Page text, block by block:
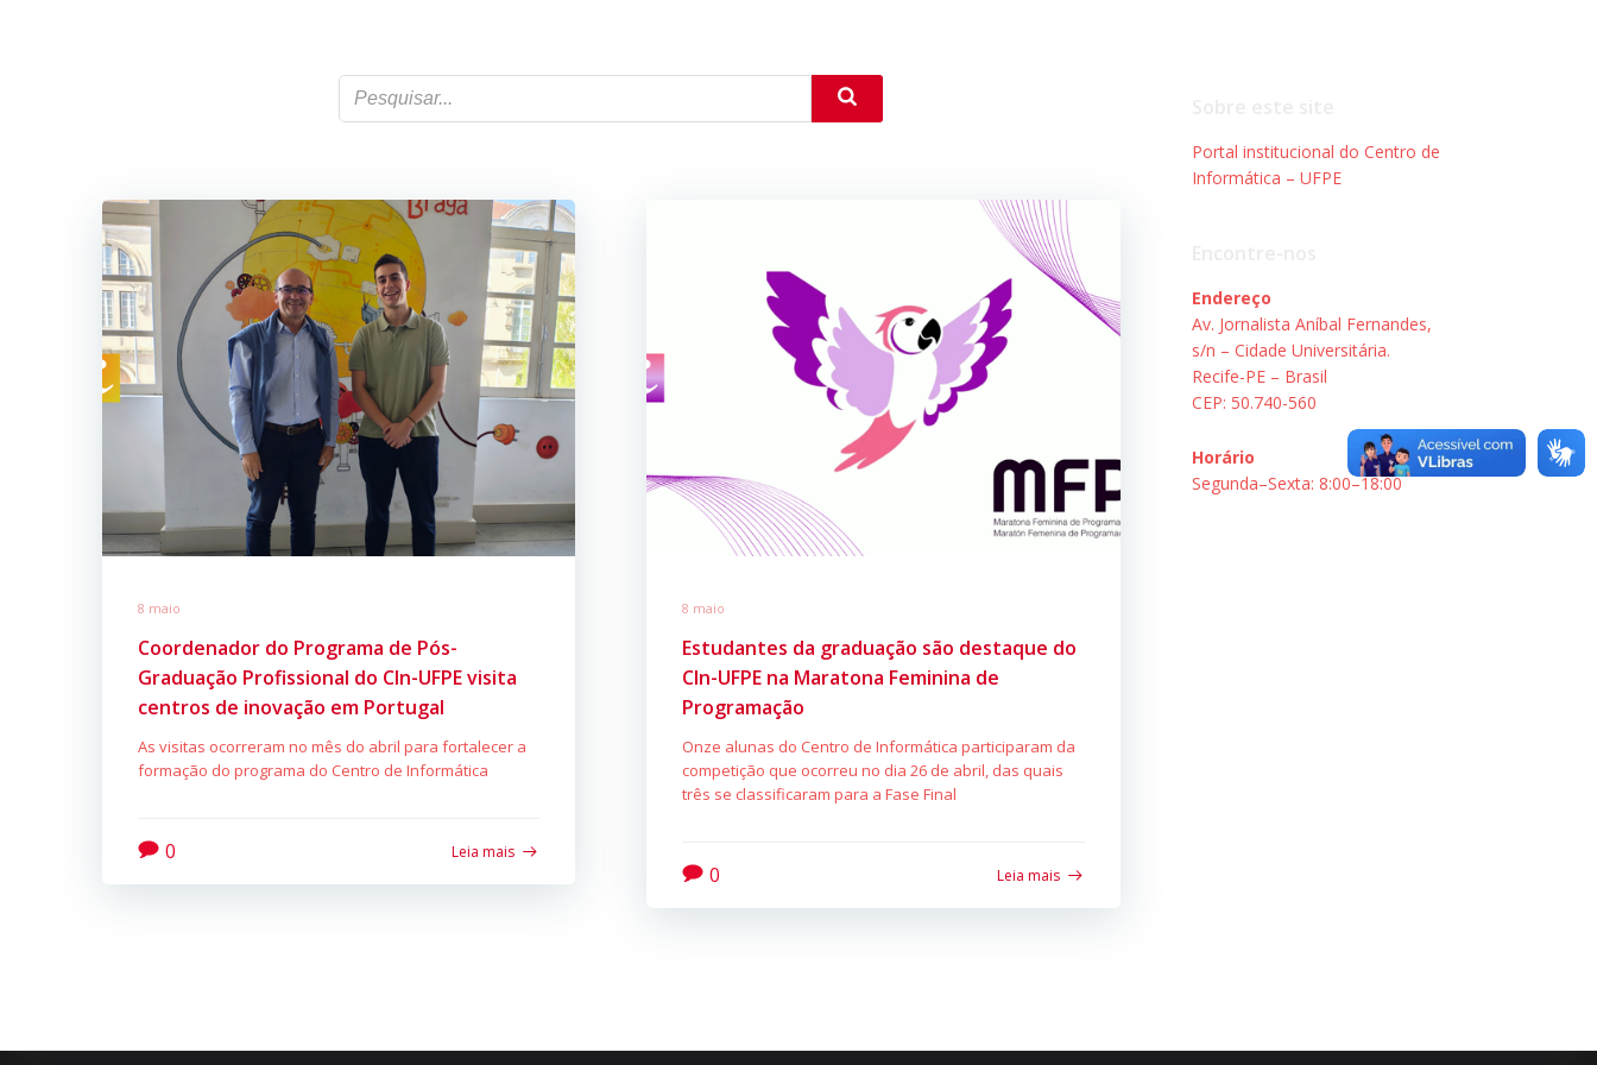
8 maio
Coordenador do Programa de Pós-
Graduação Profissional do CIn-UFPE visita
centros de inovação em Portugal
As visitas ocorreram no mês do abril para fortalecer a
formação do programa do Centro de Informática
0 Leia mais
8 maio
Estudantes da graduação são destaque do
CIn-UFPE na Maratona Feminina de
Programação
Onze alunas do Centro de Informática participaram da
competição que ocorreu no dia 26 de abril, das quais
três se classificaram para a Fase Final
0 Leia mais
Portal institucional do Centro de
Informática – UFPE
Endereço
Av. Jornalista Aníbal Fernandes,
s/n – Cidade Universitária.
Recife-PE – Brasil
CEP: 50.740-560
Horário
Segunda–Sexta: 8:00–18:00